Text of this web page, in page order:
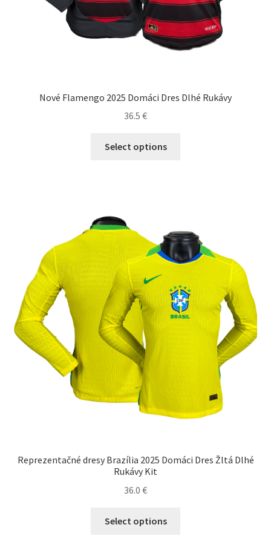
Nové Flamengo 2025 Domáci Dres Dlhé Rukávy
36.5 €
Select options
si
môžete
vybrať
stránke
produktu.
Reprezentačné dresy Brazília 2025 Domáci Dres Žltá Dlhé
Rukávy Kit
36.0 €
Select options